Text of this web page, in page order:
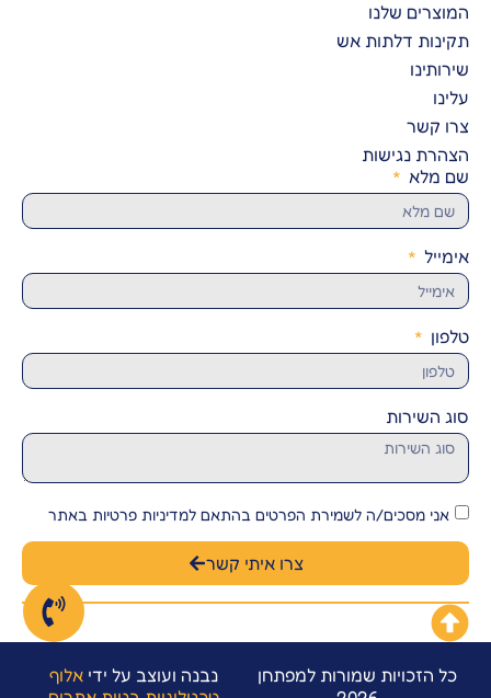
המוצרים שלנו
תקינות דלתות אש
שירותינו
עלינו
צרו קשר
הצהרת נגישות
שם מלא
אימייל
טלפון
סוג השירות
אני מסכים/ה לשמירת הפרטים בהתאם למדיניות פרטיות באתר
צרו איתי קשר
כל הזכויות שמורות למפתחן
נבנה ועוצב על ידי אלוף